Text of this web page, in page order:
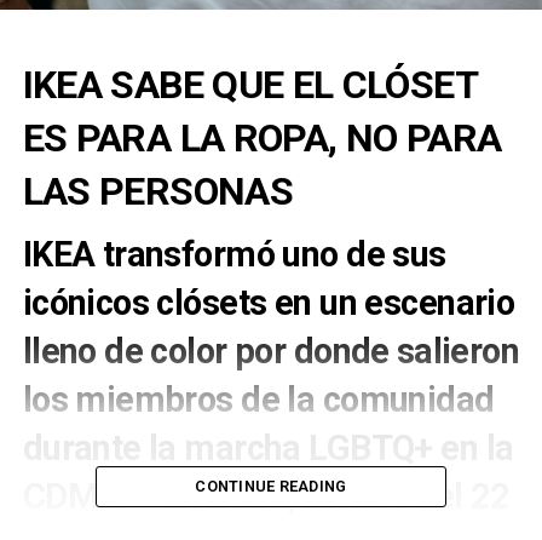
IKEA SABE QUE EL CLÓSET
ES PARA LA ROPA, NO PARA
LAS PERSONAS
IKEA transformó uno de sus
icónicos clósets en un escenario
lleno de color por donde ⁠salieron
los miembros de la comunidad
durante la marcha LGBTQ+ en la
CDMX. • ⁠ En 2024, menos del 22 ⁠
CONTINUE READING